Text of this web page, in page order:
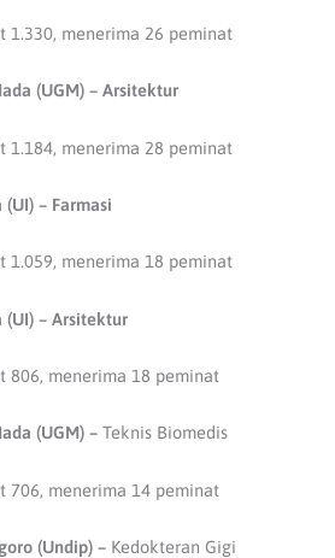
1.330, menerima 26 peminat
(UGM) – Arsitektur
1.184, menerima 28 peminat
– Farmasi
1.059, menerima 18 peminat
(UI) – Arsitektur
806, menerima 18 peminat
(UGM) – Teknis Biomedis
706, menerima 14 peminat
(Undip) – Kedokteran Gigi